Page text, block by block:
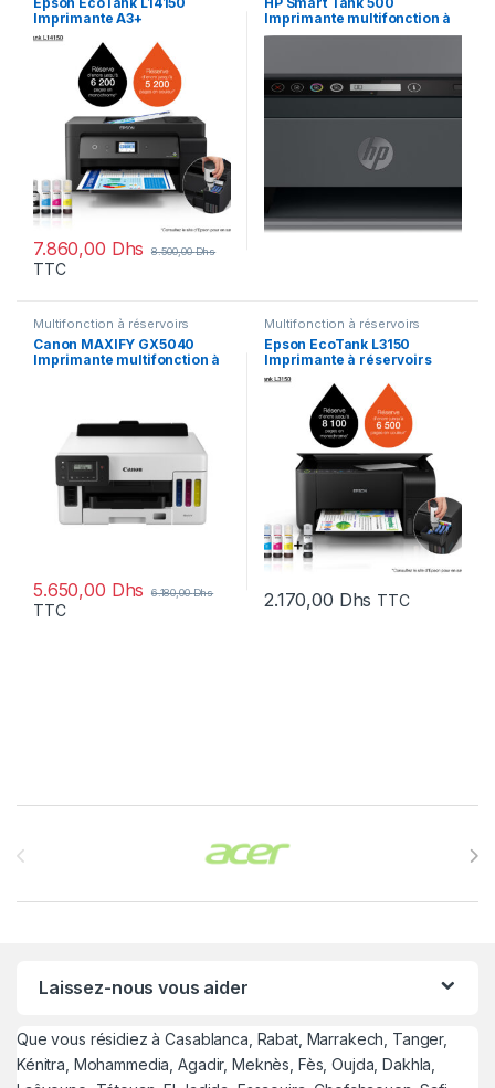
Imprimante A3+
multifonction à réservoirs
rechargeables
(C11CH96403)
7.860,00 Dhs 8.500,00Dhs
TTC
Imprimante multifonction à
réservoirs rechargeables
Multifonction à réservoirs
rechargeables
Canon MAXIFY GX5040
Imprimante multifonction à
5.650,00 Dhs 6.180,00Dhs
TTC
Multifonction à réservoirs
rechargeables
Epson EcoTank L3150
Imprimante à réservoirs
rechargeables
(C11CG86407)
2.170,00 Dhs TTC
Laissez-nous vous aider
Que vous résidiez à Casablanca, Rabat, Marrakech, Tanger,
Kénitra, Mohammedia, Agadir, Meknès, Fès, Oujda, Dakhla,